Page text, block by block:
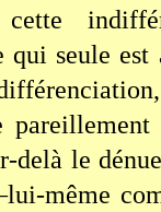
qui seule
delà le
même